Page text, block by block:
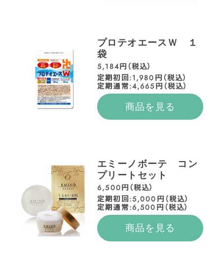
プロテオエースＷ １
袋
5,184円（税込）
定期初回:1,980円（税込）
定期通常:4,665円（税込）
商品を見る
エミーノボーテ コン
プリートセット
6,500円（税込）
定期初回:5,000円（税込）
定期通常:6,500円（税込）
商品を見る